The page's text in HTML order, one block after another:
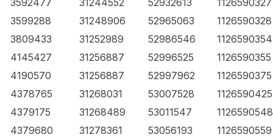
3592477
31244552 52932613
1126590327
3599288
31248906 52965063
1126590328
3809433
31252989 52986546
1126590354
4145427
31256887 52996525
1126590355
4190570
31256887 52997962
1126590375
4378765
31268031 53007528
1126590425
4379175
31268489 53011547
1126590548
4379680
31278361 53056193
1126590559